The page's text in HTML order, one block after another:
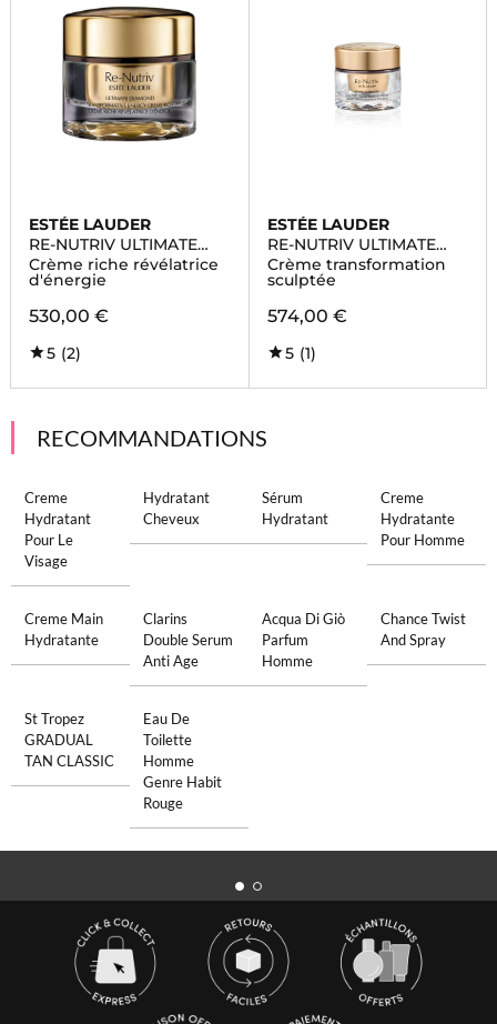
ESTÉE LAUDER
RE-NUTRIV ULTIMATE
DIAMOND
Crème riche révélatrice
d'énergie
530,00 €
5 (2)
ESTÉE LAUDER
RE-NUTRIV ULTIMATE
DIAMOND
Crème transformation
sculptée
574,00 €
5 (1)
RECOMMANDATIONS
Creme
Hydratant
Pour Le
Visage
Hydratant
Cheveux
Sérum
Hydratant
Creme
Hydratante
Pour Homme
Creme Main
Hydratante
Clarins
Double Serum
Anti Age
Acqua Di Giò
Parfum
Homme
Chance Twist
And Spray
St Tropez
GRADUAL
TAN CLASSIC
Eau De
Toilette
Homme
Genre Habit
Rouge